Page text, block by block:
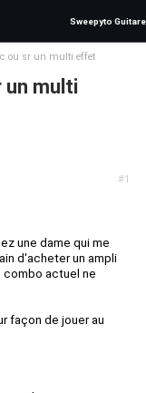
Sweepyto Guitare
ou sr un multi effet
un multi
#1
une dame qui me
d'acheter un ampli
combo actuel ne
façon de jouer au